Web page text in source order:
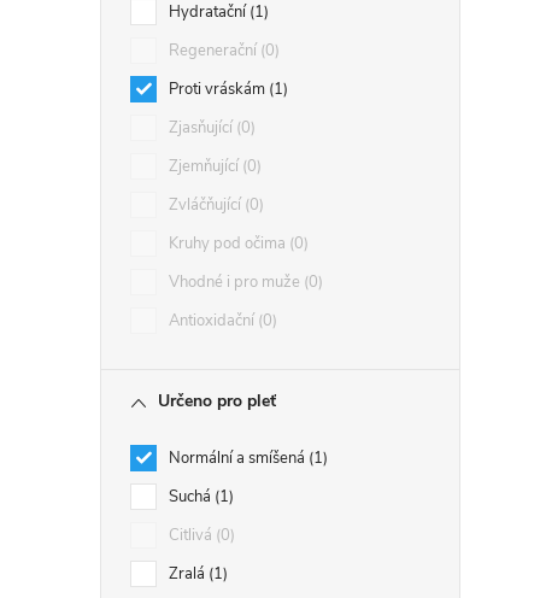
Hydratační 1
Regenerační 0
Proti vráskám 1
Zjasňující 0
Zjemňující 0
Zvláčňující 0
Kruhy pod očima 0
Vhodné i pro muže 0
Antioxidační 0
Určeno pro pleť
Normální a smíšená 1
Suchá 1
Citlivá 0
Zralá 1